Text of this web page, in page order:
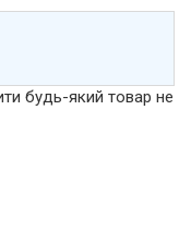
будь-який товар не